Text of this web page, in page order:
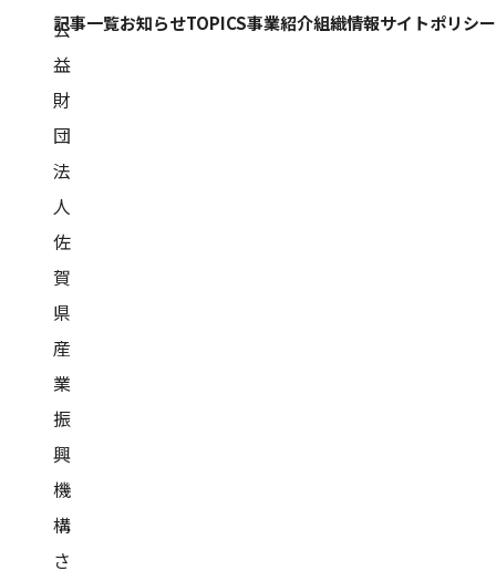
公
益
財
団
法
人
佐
賀
県
産
業
振
興
機
構
さ
記事一覧お知らせTOPICS事業紹介組織情報サイトポリシー